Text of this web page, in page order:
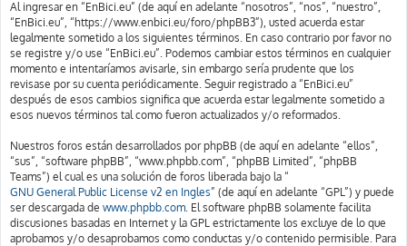
Al ingresar en “EnBici.eu” (de aquí en adelante “nosotros”, “nos”, “nuestro”,
“EnBici.eu”, “https://www.enbici.eu/foro/phpBB3”), usted acuerda estar
legalmente sometido a los siguientes términos. En caso contrario por favor no
se registre y/o use “EnBici.eu”. Podemos cambiar estos términos en cualquier
momento e intentaríamos avisarle, sin embargo sería prudente que los
revisase por su cuenta periódicamente. Seguir registrado a “EnBici.eu”
después de esos cambios significa que acuerda estar legalmente sometido a
esos nuevos términos tal como fueron actualizados y/o reformados.
Nuestros foros están desarrollados por phpBB (de aquí en adelante “ellos”,
“sus”, “software phpBB”, “www.phpbb.com”, “phpBB Limited”, “phpBB
Teams”) el cual es una solución de foros liberada bajo la “
GNU General Public License v2 en Ingles” (de aquí en adelante “GPL”) y puede
ser descargada de www.phpbb.com. El software phpBB solamente facilita
discusiones basadas en Internet y la GPL estrictamente los excluye de lo que
aprobamos y/o desaprobamos como conductas y/o contenido permisible. Para